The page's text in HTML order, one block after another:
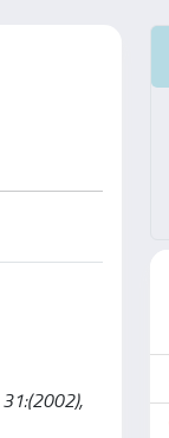
31:(2002),